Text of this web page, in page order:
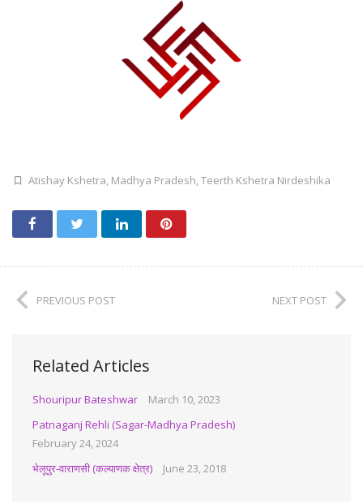
Atishay Kshetra Madhya Pradesh Teerth Kshetra Nirdeshika
PREVIOUS POST NEXT POST
Related Articles
Shouripur Bateshwar
March 10, 2023
Patnaganj Rehli (Sagar-Madhya Pradesh)
February 24, 2024
भेलूपुर-वाराणसी (कल्याणक क्षेत्र)
June 23, 2018